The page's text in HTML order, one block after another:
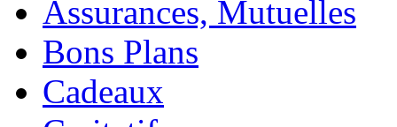
Assurances, Mutuelles
Bons Plans
Cadeaux